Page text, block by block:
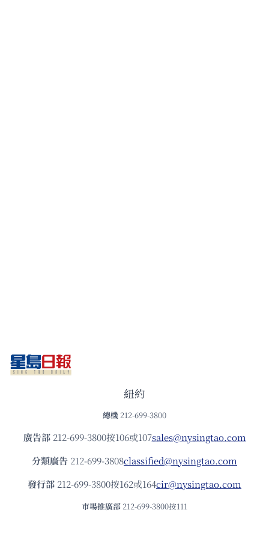
紐約
總機 212-699-3800
廣告部212-699-3800按106或107sales@nysingtao.com
分類廣告 212-699-3808classified@nysingtao.com
發⾏部 212-699-3800按162或164cir@nysingtao.com
市場推廣部 212-699-3800按111